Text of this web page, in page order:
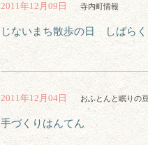
2011年12月09日 寺内町情報
じないまち散歩の日 しばらく
2011年12月04日 おふとんと眠りの
手づくりはんてん